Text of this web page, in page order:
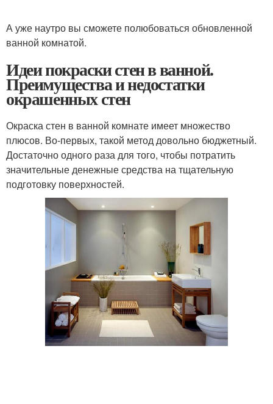
А уже наутро вы сможете полюбоваться обновленной
ванной комнатой.
Идеи покраски стен в ванной.
Преимущества и недостатки
окрашенных стен
Окраска стен в ванной комнате имеет множество
плюсов. Во-первых, такой метод довольно бюджетный.
Достаточно одного раза для того, чтобы потратить
значительные денежные средства на тщательную
подготовку поверхностей.